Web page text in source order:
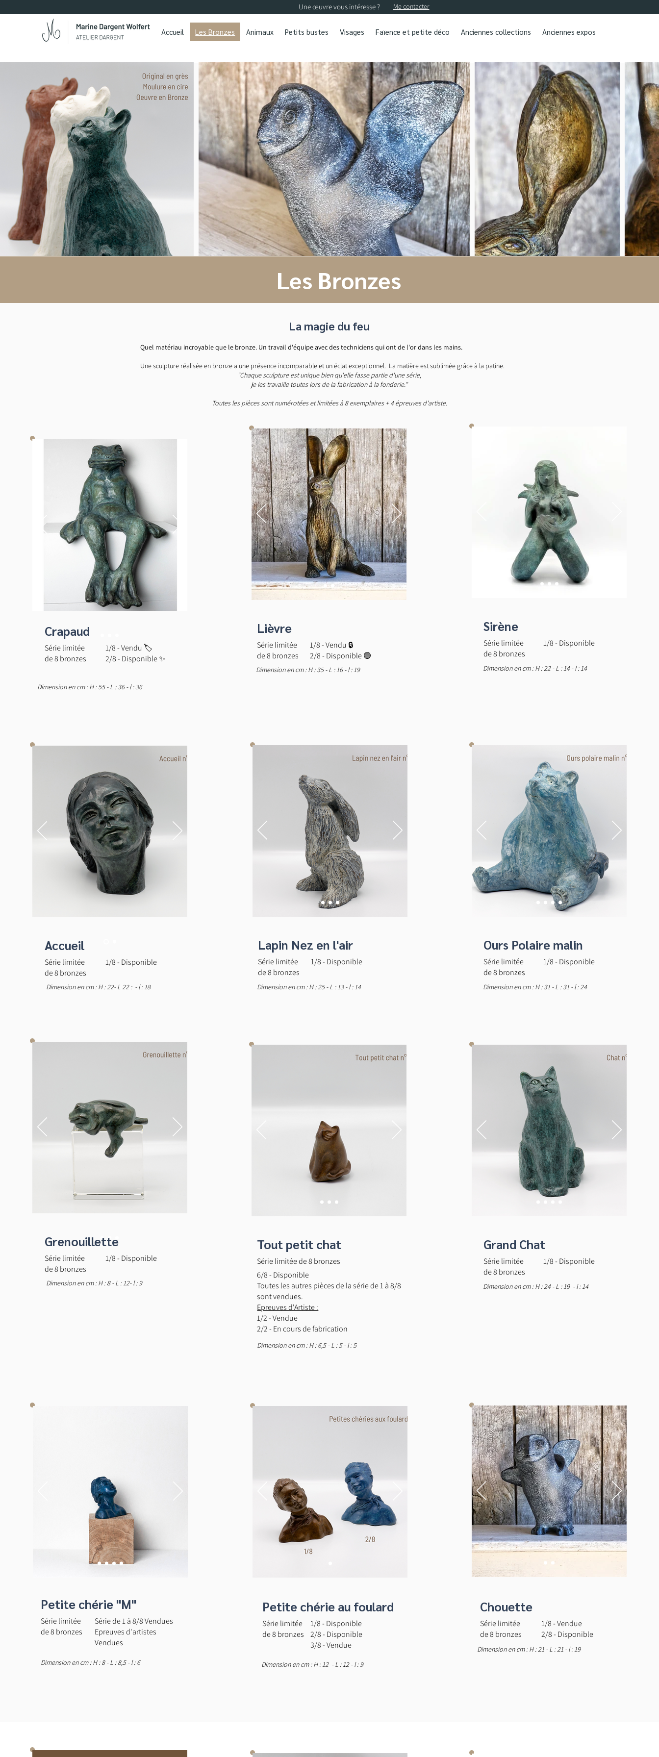
Une œuvre vous intéresse ? Me contacter
Accueil Les Bronzes Animaux Petits bustes Visages Faïence et petite déco Anciennes collections Anciennes expos
Les Bronzes
La magie du feu​
Quel matériau incroyable que le bronze. Un travail d'équipe avec des techniciens qui ont de l'or dans les mains.
Une sculpture réalisée en bronze a une présence incomparable et un éclat exceptionnel. La matière est sublimée grâce à la patine.
"Chaque sculpture est unique bien qu'elle fasse partie d'une série,
je les travaille toutes lors de la fabrication à la fonderie."
Toutes les pièces sont numérotées et limitées à 8 exemplaires + 4 épreuves d'artiste.
Crapaud
Série limitée
de 8 bronzes
1/8 - Vendu 🏷️
2/8 - Disponible ✨
Dimension en cm : H : 55 - L : 36 - l : 36
Lièvre
Série limitée
de 8 bronzes
1/8 - Vendu 🔒
2/8 - Disponible 🟢
Dimension en cm : H : 35 - L : 16 - l : 19
Sirène
Série limitée
de 8 bronzes
1/8 - Disponible
Dimension en cm : H : 22 - L : 14 - l : 14
Accueil
Série limitée
de 8 bronzes
1/8 - Disponible
Dimension en cm : H : 22- L 22 : - l : 18
Lapin Nez en l'air
Série limitée
de 8 bronzes
1/8 - Disponible
Dimension en cm : H : 25 - L : 13 - l : 14
Ours Polaire malin
Série limitée
de 8 bronzes
1/8 - Disponible
Dimension en cm : H : 31 - L : 31 - l : 24
Grenouillette
Série limitée
de 8 bronzes
1/8 - Disponible
Dimension en cm : H : 8 - L : 12- l : 9
Tout petit chat
Série limitée de 8 bronzes
6/8 - Disponible
Toutes les autres pièces de la série de 1 à 8/8
sont vendues.
Epreuves d'Artiste :
1/2 - Vendue
2/2 - En cours de fabrication
Dimension en cm : H : 6,5 - L : 5 - l : 5
Grand Chat
Série limitée
de 8 bronzes
1/8 - Disponible
Dimension en cm : H : 24 - L : 19 - l : 14
Petite chérie "M"
Série limitée
de 8 bronzes
Série de 1 à 8/8 Vendues
Epreuves d'artistes
Vendues
Dimension en cm : H : 8 - L : 8,5 - l : 6
Petite chérie au foulard
Série limitée
de 8 bronzes
1/8 - Disponible
2/8 - Disponible
3/8 - Vendue
Dimension en cm : H : 12 - L : 12 - l : 9
Chouette
Série limitée
de 8 bronzes
1/8 - Vendue
2/8 - Disponible
Dimension en cm : H : 21 - L : 21 - l : 19